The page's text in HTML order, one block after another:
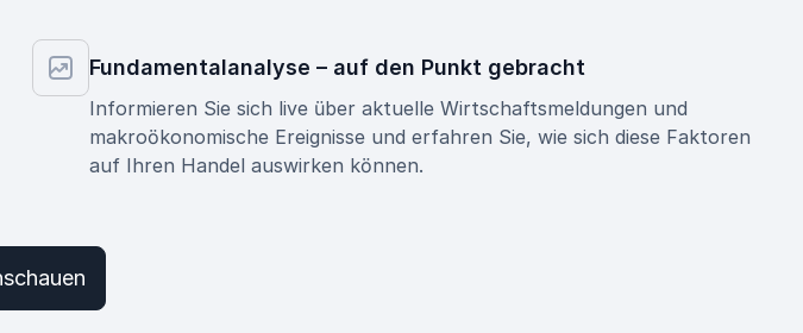
Fundamentalanalyse – auf den Punkt gebracht
Informieren Sie sich live über aktuelle Wirtschaftsmeldungen und
makroökonomische Ereignisse und erfahren Sie, wie sich diese Faktoren
auf Ihren Handel auswirken können.